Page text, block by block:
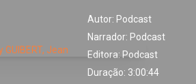
Autor: Podcast
Narrador: Podcast
Editora: Podcast
Duração: 3:00:44